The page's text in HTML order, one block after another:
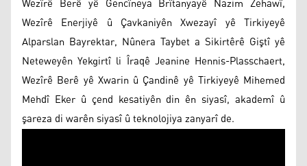
Wezîrê Enerjiyê û Çavkaniyên Xwezayî yê Tirkiyeyê
Alparslan Bayrektar, Nûnera Taybet a Sikirtêrê Giştî yê
Neteweyên Yekgirtî li Îraqê Jeanine Hennis-Plasschaert,
Wezîrê Berê yê Xwarin û Çandinê yê Tirkiyeyê Mihemed
Mehdî Eker û çend kesatiyên din ên siyasî, akademî û
şareza di warên siyasî û teknolojiya zanyarî de.